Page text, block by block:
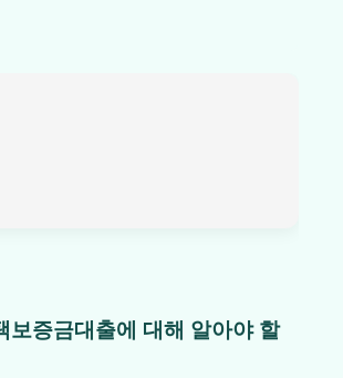
보증금대출에 대해 알아야 할